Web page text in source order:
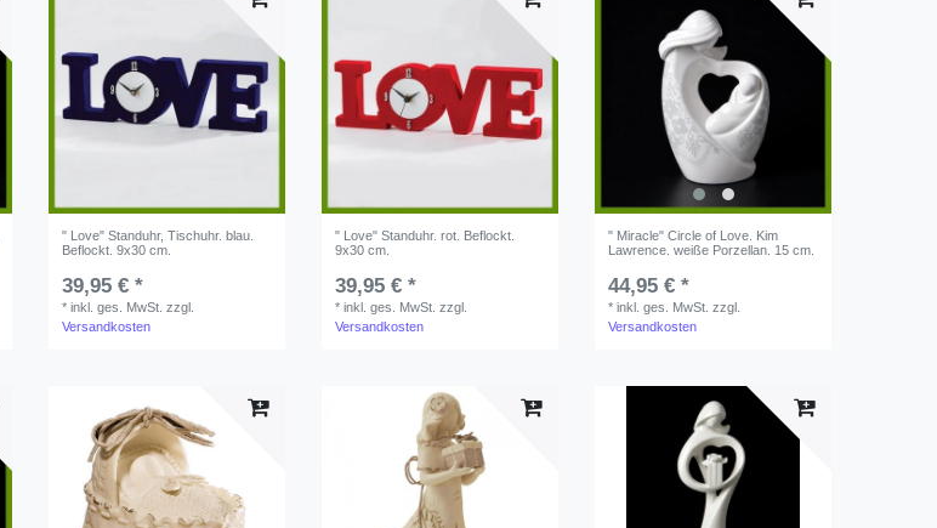
" Love" Standuhr, Tischuhr. blau.
Beflockt. 9x30 cm.
39,95 € *
*inkl. ges. MwSt. zzgl.
Versandkosten
" Love" Standuhr. rot. Beflockt.
9x30 cm.
39,95 € *
*inkl. ges. MwSt. zzgl.
Versandkosten
" Miracle" Circle of Love. Kim
Lawrence. weiße Porzellan. 15 cm.
44,95 € *
*inkl. ges. MwSt. zzgl.
Versandkosten